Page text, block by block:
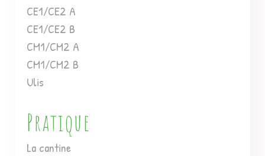
CE1/CE2 A
CE1/CE2 B
CM1/CM2 A
CM1/CM2 B
Ulis
Pratique
La cantine